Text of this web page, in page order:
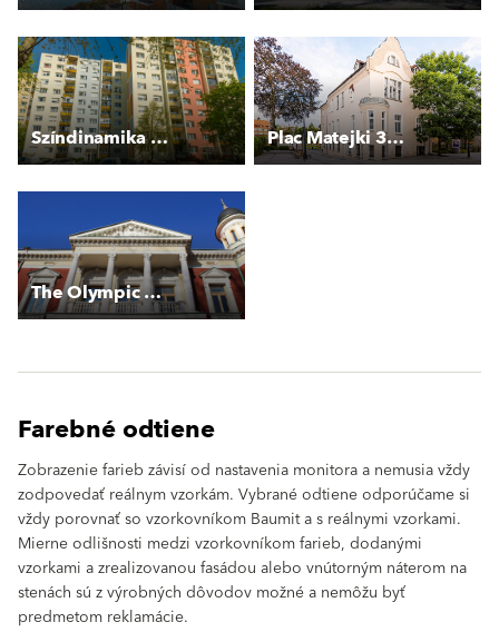
Színdinamika szerint Plac Matejki 3-3A
The Olympic Museum
Farebné odtiene
Zobrazenie farieb závisí od nastavenia monitora a nemusia vždy
zodpovedať reálnym vzorkám. Vybrané odtiene odporúčame si
vždy porovnať so vzorkovníkom Baumit a s reálnymi vzorkami.
Mierne odlišnosti medzi vzorkovníkom farieb, dodanými
vzorkami a zrealizovanou fasádou alebo vnútorným náterom na
stenách sú z výrobných dôvodov možné a nemôžu byť
predmetom reklamácie.